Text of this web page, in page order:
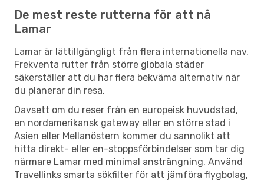
De mest reste rutterna för att nå
Lamar
Lamar är lättillgängligt från flera internationella nav.
Frekventa rutter från större globala städer
säkerställer att du har flera bekväma alternativ när
du planerar din resa.
Oavsett om du reser från en europeisk huvudstad,
en nordamerikansk gateway eller en större stad i
Asien eller Mellanöstern kommer du sannolikt att
hitta direkt- eller en-stoppsförbindelser som tar dig
närmare Lamar med minimal ansträngning. Använd
Travellinks smarta sökfilter för att jämföra flygbolag,